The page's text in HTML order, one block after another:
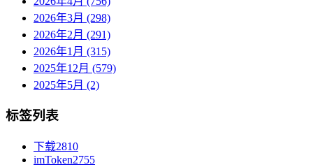
2026年3月 (298)
2026年2月 (291)
2026年1月 (315)
2025年12月 (579)
2025年5月 (2)
标签列表
下载2810
imToken2755